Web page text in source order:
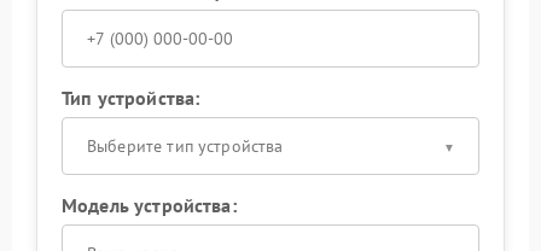
Тип устройства:
Выберите тип устройства
Модель устройства: